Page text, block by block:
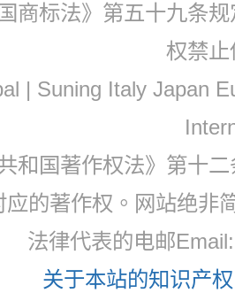
商标法》第五十九条
权禁
| Suning Italy Japan
和国著作权法》第十
应的著作权。网站绝非
法律代表的电邮
关于本站的知识产